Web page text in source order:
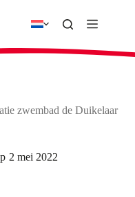
zwembad de Duikelaar
2 mei 2022